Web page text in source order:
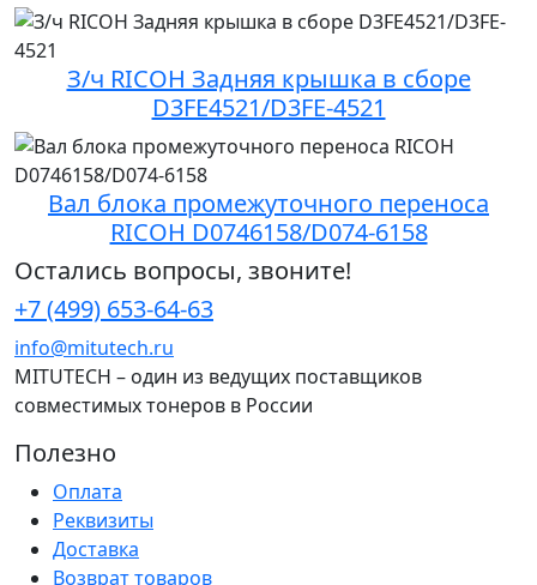
З/ч RICOH Задняя крышка в сборе
D3FE4521/D3FE-4521
Вал блока промежуточного переноса
RICOH D0746158/D074-6158
Остались вопросы, звоните!
+7 (499) 653-64-63
info@mitutech.ru
MITUTECH – один из ведущих поставщиков
совместимых тонеров в России
Полезно
Оплата
Реквизиты
Доставка
Возврат товаров